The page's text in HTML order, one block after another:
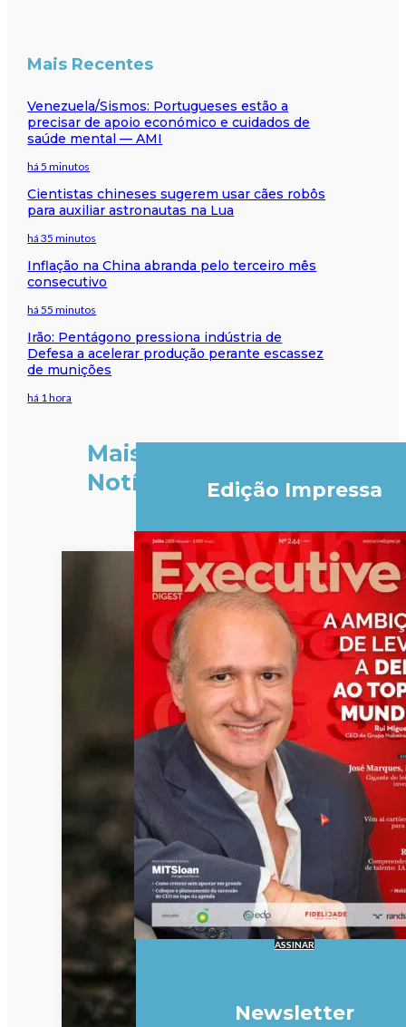
Mais Recentes
Venezuela/Sismos: Portugueses estão a
precisar de apoio económico e cuidados de
saúde mental — AMI
há 5 minutos
Cientistas chineses sugerem usar cães robôs
para auxiliar astronautas na Lua
há 35 minutos
Inflação na China abranda pelo terceiro mês
consecutivo
há 55 minutos
Irão: Pentágono pressiona indústria de
Defesa a acelerar produção perante escassez
de munições
há 1 hora
Mais
Notícias
Edição Impressa
ASSINAR
Newsletter